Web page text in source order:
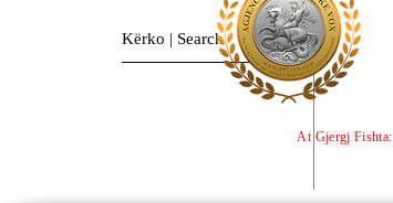
At Gjergj Fishta: